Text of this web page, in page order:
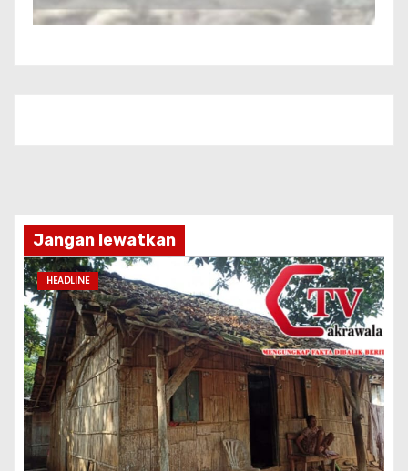
Jangan lewatkan
HEADLINE